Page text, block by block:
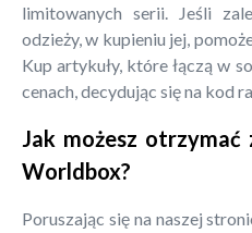
limitowanych serii. Jeśli
odzieży, w kupieniu jej,
Kup artykuły, które łączą w
cenach, decydując się na kod
Jak możesz
Worldbox?
Poruszając się na naszej